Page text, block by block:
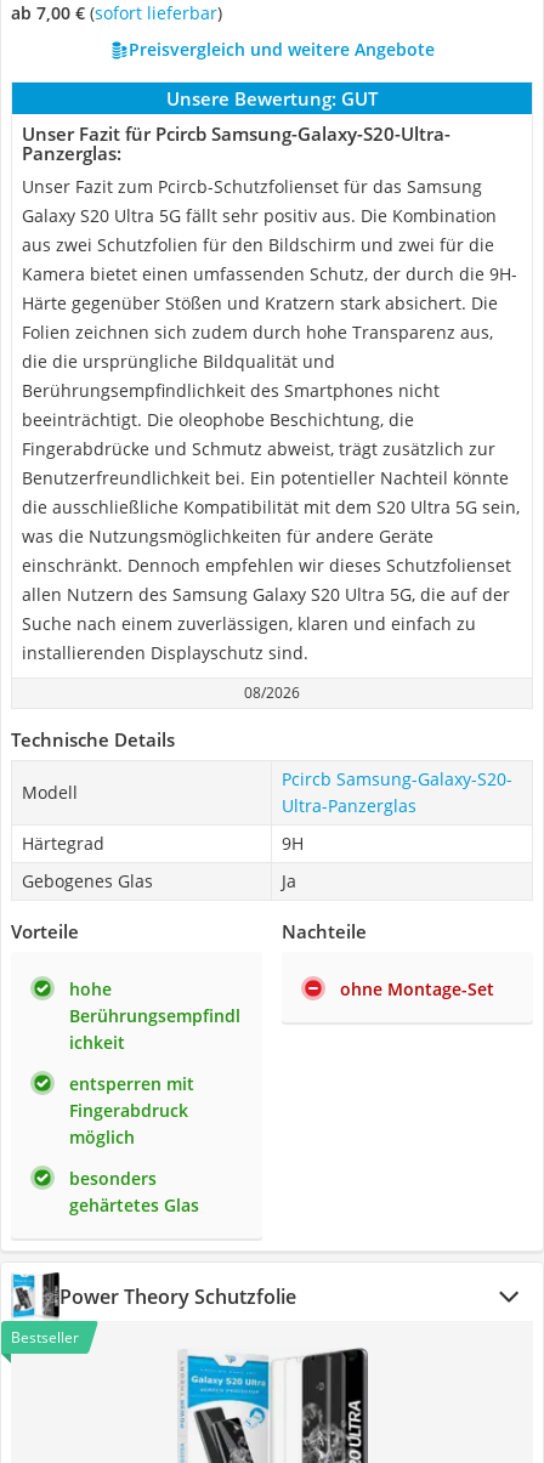
ab 7,00 € ( Sofort lieferbar)
Preisvergleich und weitere Angebote
Unsere Bewertung: GUT
Unser Fazit für Pcircb Samsung-Galaxy-S20-Ultra-
Panzerglas:
Unser Fazit zum Pcircb-Schutzfolienset für das Samsung
Galaxy S20 Ultra 5G fällt sehr positiv aus. Die Kombination
aus zwei Schutzfolien für den Bildschirm und zwei für die
Kamera bietet einen umfassenden Schutz, der durch die 9H-
Härte gegenüber Stößen und Kratzern stark absichert. Die
Folien zeichnen sich zudem durch hohe Transparenz aus,
die die ursprüngliche Bildqualität und
Berührungsempfindlichkeit des Smartphones nicht
beeinträchtigt. Die oleophobe Beschichtung, die
Fingerabdrücke und Schmutz abweist, trägt zusätzlich zur
Benutzerfreundlichkeit bei. Ein potentieller Nachteil könnte
die ausschließliche Kompatibilität mit dem S20 Ultra 5G sein,
was die Nutzungsmöglichkeiten für andere Geräte
einschränkt. Dennoch empfehlen wir dieses Schutzfolienset
allen Nutzern des Samsung Galaxy S20 Ultra 5G, die auf der
Suche nach einem zuverlässigen, klaren und einfach zu
installierenden Displayschutz sind.
08/2026
Technische Details
Modell
Pcircb Samsung-Galaxy-S20-
Ultra-Panzerglas
Härtegrad
9H
Gebogenes Glas
Ja
Vorteile
hohe
Berührungsempfindl
ichkeit
entsperren mit
Fingerabdruck
möglich
besonders
gehärtetes Glas
Nachteile
ohne Montage-Set
Power Theory Schutzfolie
Bestseller